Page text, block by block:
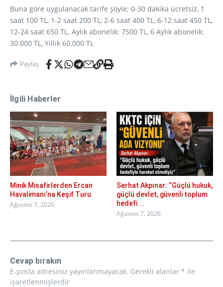
Buna göre uygulanacak tarife şöyle; 0-30 dakika ücretsiz, 1
saat 100 TL, 1-2 saat 200 TL, 2-6 saat 400 TL, 6-12 saat 450 TL,
12-24 saat 650 TL. Aylık abonelik: 7500 TL, 6 Aylık abonelik:
30.000 TL, Yıllık 60.000 TL
Paylaş
İlgili Haberler
Minik Misafirlerden Ercan
Havalimanı’na Keşif Turu
Ağustos 7, 2026
Serhat Akpınar: “Güçlü hukuk,
güçlü devlet, güvenli toplum
hedefi ...
Ağustos 7, 2026
Cevap bırakın
E-posta adresiniz yayınlanmayacak. Gerekli alanlar * ile
işaretlenmişlerdir